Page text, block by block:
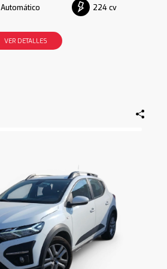
Automático 224 cv
VER DETALLES